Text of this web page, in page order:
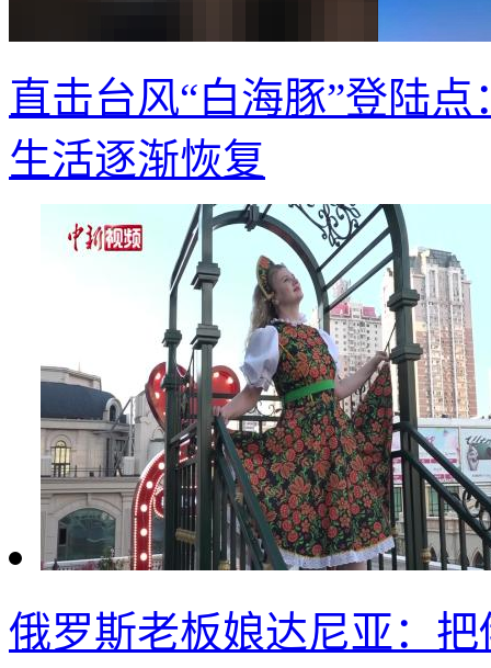
直击台风“白海豚”登陆
生活逐渐恢复
俄罗斯老板娘达尼亚：